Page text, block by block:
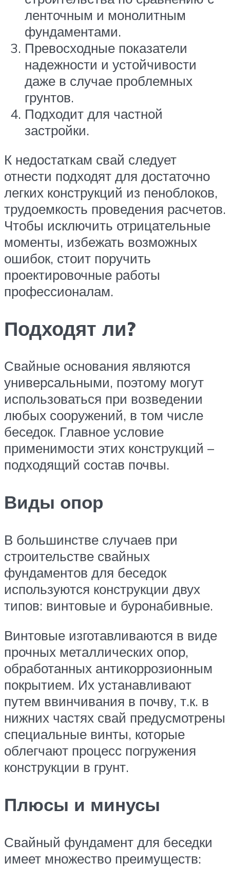
ленточным и монолитным
фундаментами.
Превосходные показатели
надежности и устойчивости
даже в случае проблемных
грунтов.
Подходит для частной
застройки.
К недостаткам свай следует
отнести подходят для достаточно
легких конструкций из пеноблоков,
трудоемкость проведения расчетов.
Чтобы исключить отрицательные
моменты, избежать возможных
ошибок, стоит поручить
проектировочные работы
профессионалам.
Подходят ли?
Свайные основания являются
универсальными, поэтому могут
использоваться при возведении
любых сооружений, в том числе
беседок. Главное условие
применимости этих конструкций –
подходящий состав почвы.
Виды опор
В большинстве случаев при
строительстве свайных
фундаментов для беседок
используются конструкции двух
типов: винтовые и буронабивные.
Винтовые изготавливаются в виде
прочных металлических опор,
обработанных антикоррозионным
покрытием. Их устанавливают
путем ввинчивания в почву, т.к. в
нижних частях свай предусмотрены
специальные винты, которые
облегчают процесс погружения
конструкции в грунт.
Плюсы и минусы
Свайный фундамент для беседки
имеет множество преимуществ: